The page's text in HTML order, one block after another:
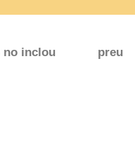
no inclou preu